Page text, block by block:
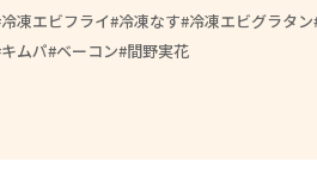
冷凍エビフライ 冷凍なす 冷凍エビグラタン
キムパ ベーコン 間野実花